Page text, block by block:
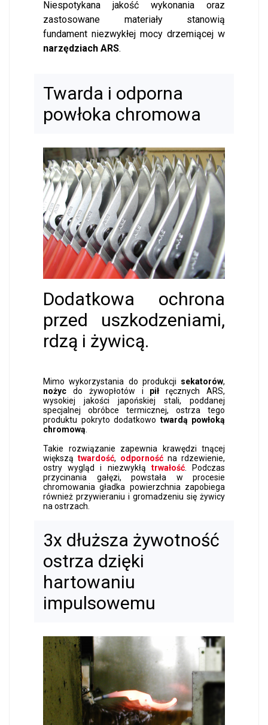
Niespotykana jakość wykonania oraz
zastosowane materiały stanowią
fundament niezwykłej mocy drzemiącej w
narzędziach ARS.
Twarda i odporna
powłoka chromowa
Dodatkowa ochrona
przed uszkodzeniami,
rdzą i żywicą.
Mimo wykorzystania do produkcji sekatorów,
nożyc do żywopłotów i pił ręcznych ARS,
wysokiej jakości japońskiej stali, poddanej
specjalnej obróbce termicznej, ostrza tego
produktu pokryto dodatkowo twardą powłoką
chromową
Takie rozwiązanie zapewnia krawędzi tnącej
większą twardość, odporność na rdzewienie,
ostry wygląd i niezwykłą trwałość. Podczas
przycinania gałęzi, powstała w procesie
chromowania gładka powierzchnia zapobiega
również przywieraniu i gromadzeniu się żywicy
na ostrzach.
3x dłuższa żywotność
ostrza dzięki
hartowaniu
impulsowemu